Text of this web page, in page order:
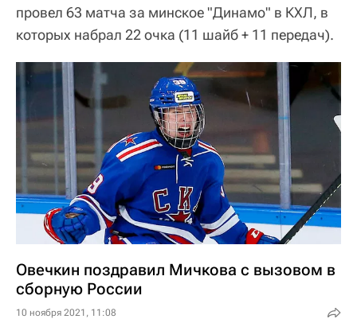
провел 63 матча за минское "Динамо" в КХЛ, в
которых набрал 22 очка (11 шайб + 11 передач).
Овечкин поздравил Мичкова с вызовом в
сборную России
10 ноября 2021, 11:08